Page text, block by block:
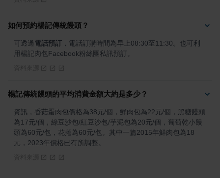
如何預約楊記傳統饅頭？
可透過電話預訂 ，電話訂購時間為早上08:30至11:30。也可利
用楊記肉包Facebook粉絲團私訊預訂。
楊記傳統饅頭的平均消費金額大約是多少？
資訊，香菇蛋肉包價格為38元/個，鮮肉包為22元/個，黑糖饅頭
為17元/個，綠豆沙包/紅豆沙包/芋泥包為20元/個，葡萄乾小饅
頭為60元/包，花捲為60元/包。其中一篇2015年鮮肉包為18
元，2023年價格已有所調整。